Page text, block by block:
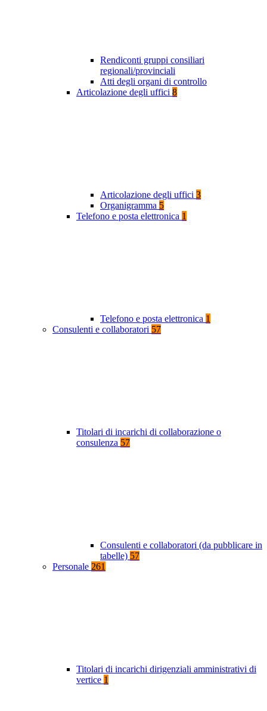
Rendiconti gruppi consiliari
regionali/provinciali
Atti degli organi di controllo
Articolazione degli uffici 8
Articolazione degli uffici 3
Organigramma 5
Telefono e posta elettronica 1
Telefono e posta elettronica 1
Consulenti e collaboratori 57
Titolari di incarichi di collaborazione o
consulenza 57
Consulenti e collaboratori (da pubblicare in
tabelle) 57
Personale 261
Titolari di incarichi dirigenziali amministrativi di
vertice 1